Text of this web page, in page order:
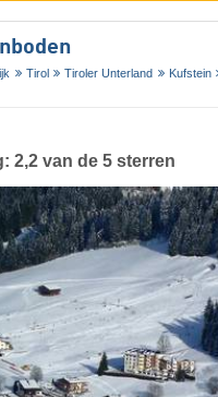
Tirol Tiroler Unterland
Kufstein
2,2 van de 5 sterren